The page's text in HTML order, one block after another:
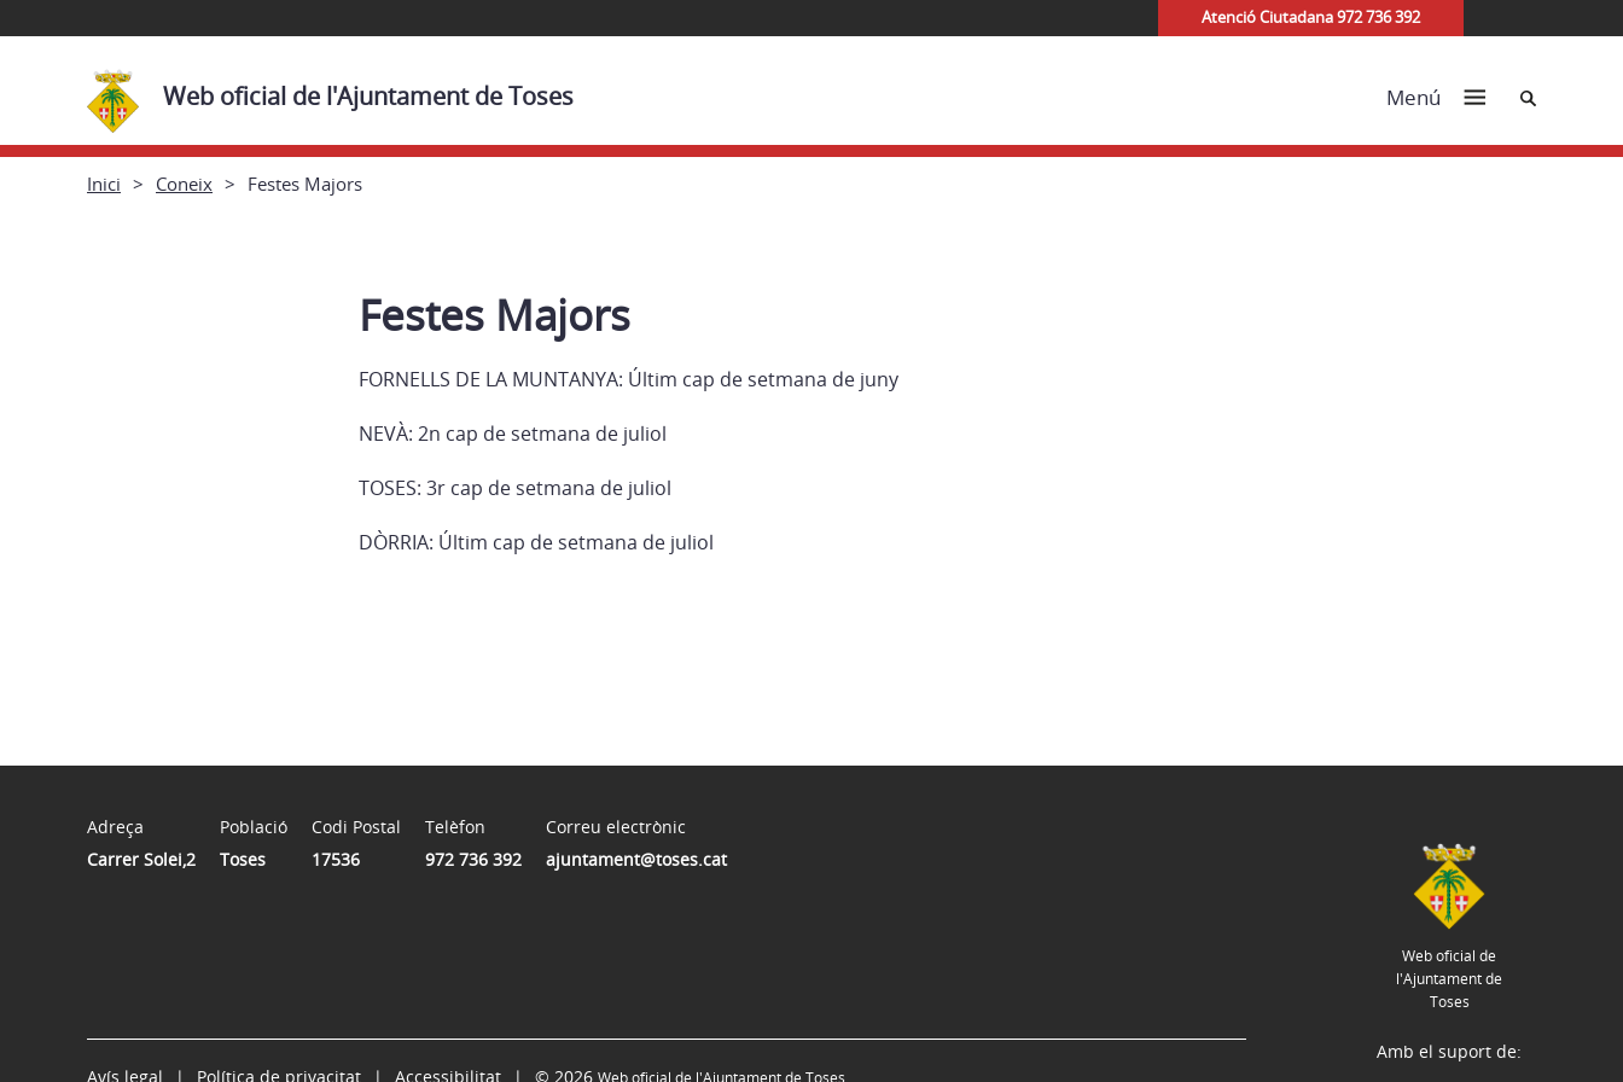
Atenció Ciutadana 972 736 392
Web oficial de l'Ajuntament de Toses Menú Cerca
Inici Coneix Festes Majors
Festes Majors
FORNELLS DE LA MUNTANYA: Últim cap de setmana de juny
NEVÀ: 2n cap de setmana de juliol
TOSES: 3r cap de setmana de juliol
DÒRRIA: Últim cap de setmana de juliol
Adreça
Carrer Solei,2
Població
Toses
Codi Postal
17536
Telèfon
972 736 392
Correu electrònic
ajuntament@toses.cat
Web oficial de
l'Ajuntament de
Toses
Avís legal Política de privacitat Accessibilitat © 2026
Amb el suport de: